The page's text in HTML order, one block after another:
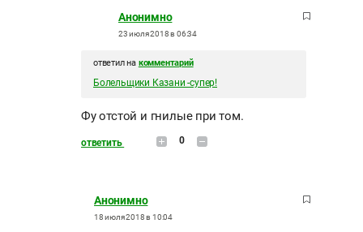
Анонимно
23 июля 2018 в 06:34
ответил на комментарий
Болельщики Казани -супер!
Фу отстой и гнилые при том.
ответить 0
Анонимно
18 июля 2018 в 10:04